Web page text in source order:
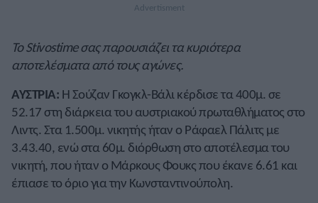
Το Stivostime σας παρουσιάζει τα κυριότερα
αποτελέσματα από τους αγώνες.
ΑΥΣΤΡΙΑ: Η Σούζαν Γκογκλ-Βάλι κέρδισε τα 400μ. σε
52.17 στη διάρκεια του αυστριακού πρωταθλήματος στο
Λιντς. Στα 1.500μ. νικητής ήταν ο Ράφαελ Πάλιτς με
3.43.40, ενώ στα 60μ. διόρθωση στο αποτέλεσμα του
νικητή, που ήταν ο Μάρκους Φουκς που έκανε 6.61 και
έπιασε το όριο για την Κωνσταντινούπολη.